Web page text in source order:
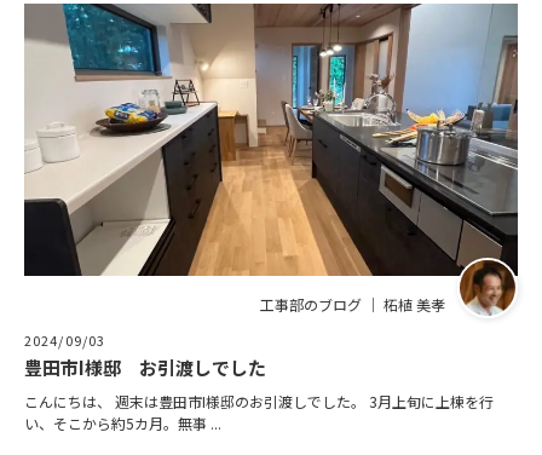
工事部のブログ ｜ 柘植 美孝
2024/09/03
豊田市I様邸 お引渡しでした
こんにちは、 週末は豊田市I様邸のお引渡しでした。 3月上旬に上棟を行
い、そこから約5カ月。無事 ...